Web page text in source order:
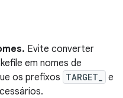
Evite converter
em nomes de
os prefixos TARGET_ e